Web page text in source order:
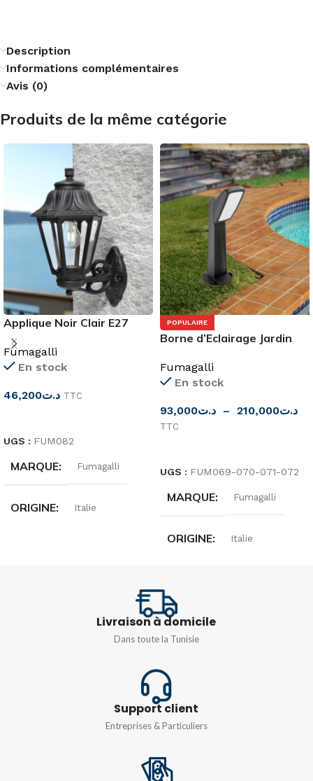
Description
Informations complémentaires
Avis (0)
Produits de la même catégorie
Applique Noir Clair E27
BISSO ANNA
Fumagalli
En stock
د.ت46,200
TTC
UGS : FUM082
MARQUE Fumagalli
ORIGINE Italie
POPULAIRE
Borne d’Eclairage Jardin
Fumagalli
En stock
د.ت93,000 – د.ت210,000
TTC
UGS : FUM069-070-071-072
MARQUE Fumagalli
ORIGINE Italie
PROTECTION
DIMENSIONS
240X950MM
Livraison à domicile
Dans toute la Tunisie
Support client
Entreprises & Particuliers